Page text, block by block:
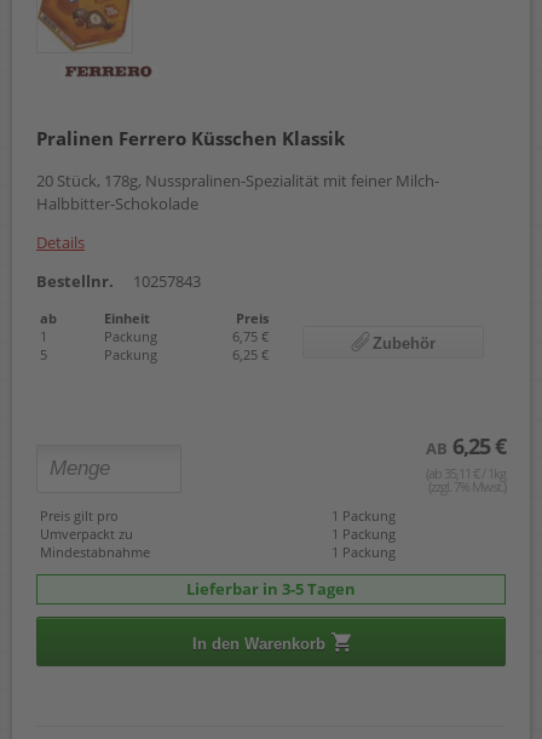
Pralinen Ferrero Küsschen Klassik
20 Stück, 178g, Nusspralinen-Spezialität mit feiner Milch-
Halbbitter-Schokolade
Details
Bestellnr.
10257843
ab Einheit
Preis
1
Packung
6,75 €
5
Packung 6,25 €
Zubehör
AB 6,25 €
(ab 35,11 € / 1kg
(zzgl. 7% Mwst.)
Preis gilt pro
1 Packung
Umverpackt zu
1 Packung
Mindestabnahme
1 Packung
Lieferbar in 3-5 Tagen
In den Warenkorb